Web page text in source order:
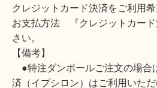
クレジットカード決済をご利用
お支払方法 『クレジットカー
さい。
【備考】
●特注ダンボールご注文の場合
済（イプシロン）はご利用いただ